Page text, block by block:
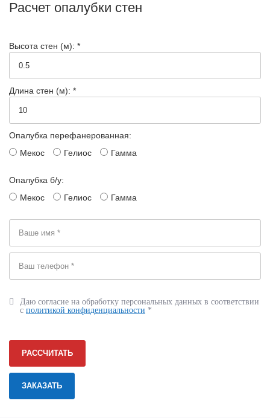
Расчет опалубки стен
Высота стен (м): *
Длина стен (м): *
Опалубка перефанерованная:
Мекос
Гелиос Гамма
Опалубка б/у:
Мекос
Гелиос Гамма
Даю согласие на обработку персональных данных в соответствии
с политикой конфиденциальности *
РАССЧИТАТЬ